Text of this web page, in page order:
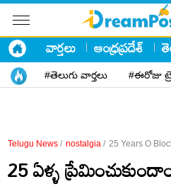
వార్తలు ఆంధ్రప్రదేశ్
#తెలుగు వార్తలు #ఈరోజు
Telugu News / nostalgia / 25 Years O
25 ఏళ్ళ